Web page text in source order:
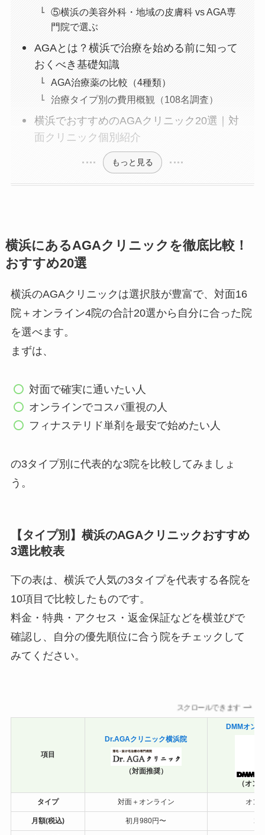
⑤横浜の美容外科・地域の皮膚科 vs AGA専
門院で選ぶ
AGAとは？横浜で治療を始める前に知って
おくべき基礎知識
AGA治療薬の比較（4種類）
治療タイプ別の費用概観（108名調査）
横浜でおすすめのAGAクリニック20選｜対
面クリニック個別紹介
もっと見る
横浜にあるAGAクリニックを徹底比較！
おすすめ20選
横浜のAGAクリニックは選択肢が豊富で、対面16
院＋オンライン4院の合計20選から自分に合った院
を選べます。
まずは、
対面で確実に通いたい人
オンラインでコスパ重視の人
フィナステリド単剤を最安で始めたい人
の3タイプ別に代表的な3院を比較してみましょ
う。
【タイプ別】横浜のAGAクリニックおすすめ
3選比較表
下の表は、横浜で人気の3タイプを代表する各院を
10項目で比較したものです。
料金・特典・アクセス・返金保証などを横並びで
確認し、自分の優先順位に合う院をチェックして
みてください。
スクロールできます
項目
Dr.AGAクリニック横浜院
（対面推奨）
DMMオン
（オン
タイプ 対面＋オンライン オン
月額(税込) 初月980円〜